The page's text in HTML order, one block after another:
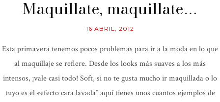
Maquillate, maquillate…
16 ABRIL, 2012
Esta primavera tenemos pocos problemas para ir a la moda en lo que
al maquillaje se refiere. Desde los looks más suaves a los más
intensos, ¡vale casi todo! Soft, si no te gusta mucho ir maquillada o lo
tuyo es el «efecto cara lavada” aquí tienes unos cuantos ejemplos de